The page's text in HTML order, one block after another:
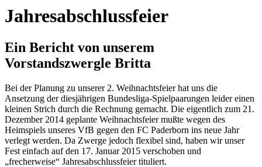
Jahresabschlussfeier
Ein Bericht von unserem
Vorstandszwergle Britta
Bei der Planung zu unserer 2. Weihnachtsfeier hat uns die
Ansetzung der diesjährigen Bundesliga-Spielpaarungen leider einen
kleinen Strich durch die Rechnung gemacht. Die eigentlich zum 21.
Dezember 2014 geplante Weihnachtsfeier mußte wegen des
Heimspiels unseres VfB gegen den FC Paderborn ins neue Jahr
verlegt werden. Da Zwerge jedoch flexibel sind, haben wir unser
Fest einfach auf den 17. Januar 2015 verschoben und
„frecherweise“ Jahresabschlussfeier tituliert.